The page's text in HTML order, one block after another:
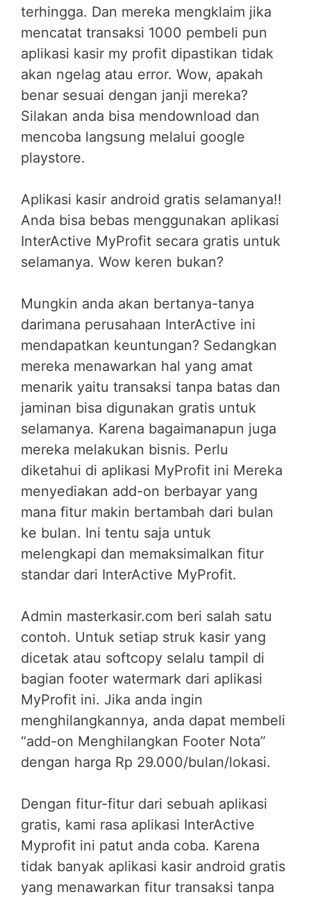
terhingga. Dan mereka mengklaim jika
mencatat transaksi 1000 pembeli pun
aplikasi kasir my profit dipastikan tidak
akan ngelag atau error. Wow, apakah
benar sesuai dengan janji mereka?
Silakan anda bisa mendownload dan
mencoba langsung melalui google
playstore.
Aplikasi kasir android gratis selamanya!!
Anda bisa bebas menggunakan aplikasi
InterActive MyProfit secara gratis untuk
selamanya. Wow keren bukan?
Mungkin anda akan bertanya-tanya
darimana perusahaan InterActive ini
mendapatkan keuntungan? Sedangkan
mereka menawarkan hal yang amat
menarik yaitu transaksi tanpa batas dan
jaminan bisa digunakan gratis untuk
selamanya. Karena bagaimanapun juga
mereka melakukan bisnis. Perlu
diketahui di aplikasi MyProfit ini Mereka
menyediakan add-on berbayar yang
mana fitur makin bertambah dari bulan
ke bulan. Ini tentu saja untuk
melengkapi dan memaksimalkan fitur
standar dari InterActive MyProfit.
Admin masterkasir.com beri salah satu
contoh. Untuk setiap struk kasir yang
dicetak atau softcopy selalu tampil di
bagian footer watermark dari aplikasi
MyProfit ini. Jika anda ingin
menghilangkannya, anda dapat membeli
“add-on Menghilangkan Footer Nota”
dengan harga Rp 29.000/bulan/lokasi.
Dengan fitur-fitur dari sebuah aplikasi
gratis, kami rasa aplikasi InterActive
Myprofit ini patut anda coba. Karena
tidak banyak aplikasi kasir android gratis
yang menawarkan fitur transaksi tanpa